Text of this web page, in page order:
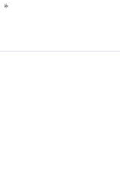
*